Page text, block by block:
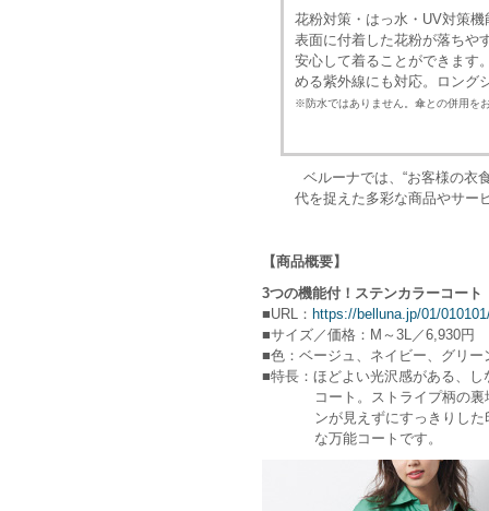
花粉対策・はっ水・UV対策
表面に付着した花粉が落ちや
安心して着ることができます
める紫外線にも対応。ロング
※防水ではありません。傘との併用を
ベルーナでは、“お客様の衣
代を捉えた多彩な商品やサー
【商品概要】
3つの機能付！ステンカラーコート
■URL： https://belluna.jp/01/
■サイズ／価格：M～3L／6,930円
■色：ベージュ、ネイビー、グリー
■特長：ほどよい光沢感がある、
コート。ストライプ柄の裏地
ンが見えずにすっきりした印
な万能コートです。